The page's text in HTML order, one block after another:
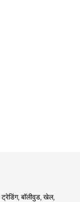
ट्रेडिंग, बॉलीवुड, खेल,